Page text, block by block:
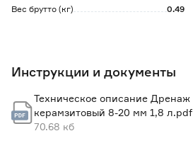
Вес брутто (кг) 0.49
Инструкции и документы
Техническое описание Дренаж
керамзитовый 8-20 мм 1,8 л.pdf
70.68 кб